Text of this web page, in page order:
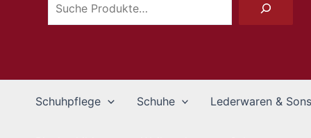
Schuhpflege Schuhe Lederwaren &